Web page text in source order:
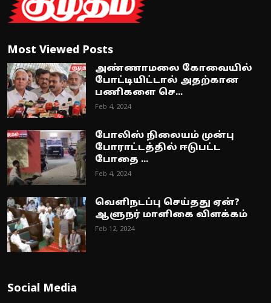
Most Viewed Posts
அண்ணாமலை கோவையில்
போட்டியிட்டால் அதற்கான
பணிகளை செ...
Feb 4, 2024
போலிஸ் நிலையம் முன்பு
போராட்டத்தில் ஈடுபட்ட
போதை ...
Feb 4, 2024
வெளிநடப்பு செய்தது ஏன்?
ஆளுநர் மாளிகை விளக்கம்
Feb 12, 2024
Social Media